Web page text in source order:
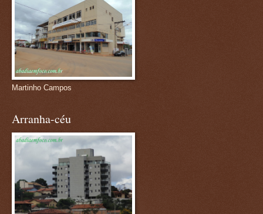
Martinho Campos
Arranha-céu